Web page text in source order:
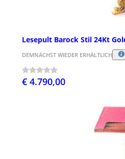
Lesepult Barock Stil 24Kt
DEMNÄCHST WIEDER ERHÄLTLICH
€ 4.790,00